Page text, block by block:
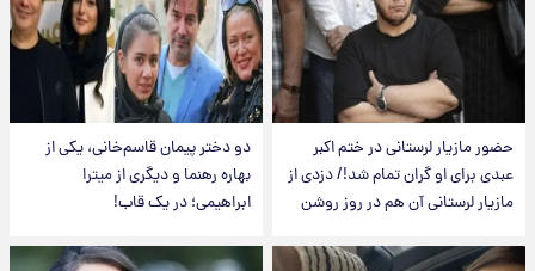
حضور مازیار لرستانی در ختم اکبر
عبدی برای او گران تمام شد!/ دزدی از
مازیار لرستانی آن هم در روز روشن
دو دختر پیمان قاسم‌خانی، یکی از
بهاره رهنما و دیگری از میترا
ابراهیمی؛ در یک قاب!